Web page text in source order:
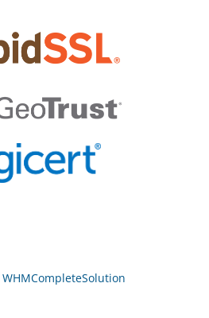
WHMCompleteSolution